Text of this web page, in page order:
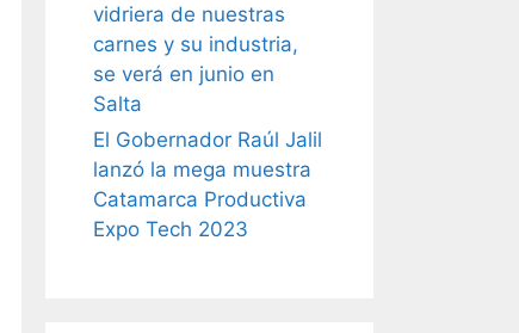
vidriera de nuestras
carnes y su industria,
se verá en junio en
Salta
El Gobernador Raúl Jalil
lanzó la mega muestra
Catamarca Productiva
Expo Tech 2023